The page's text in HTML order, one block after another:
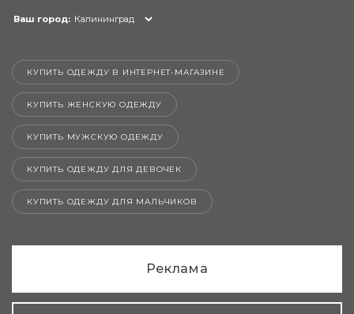
Ваш город: Калининград
КУПИТЬ ОДЕЖДУ В ИНТЕРНЕТ-МАГАЗИНЕ
КУПИТЬ ЖЕНСКУЮ ОДЕЖДУ
КУПИТЬ МУЖСКУЮ ОДЕЖДУ
КУПИТЬ ОДЕЖДУ ДЛЯ ДЕВОЧЕК
КУПИТЬ ОДЕЖДУ ДЛЯ МАЛЬЧИКОВ
Реклама